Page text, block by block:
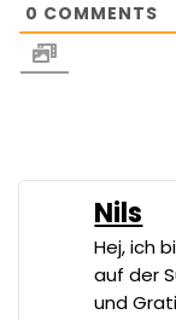
0 COMMENTS
Nils
Hej, ich
auf der
und